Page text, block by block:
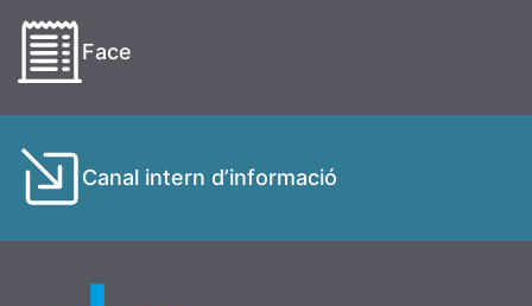
Face
Canal intern d’informació